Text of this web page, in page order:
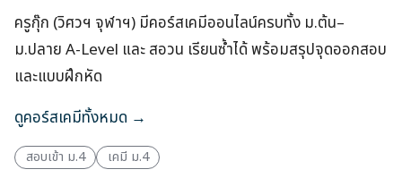
ครูกุ๊ก (วิศวฯ จุฬาฯ) มีคอร์สเคมีออนไลน์ครบทั้ง ม.ต้น–
ม.ปลาย A-Level และ สอวน เรียนซ้ำได้ พร้อมสรุปจุดออกสอบ
และแบบฝึกหัด
ดูคอร์สเคมีทั้งหมด →
สอบเข้า ม.4 เคมี ม.4